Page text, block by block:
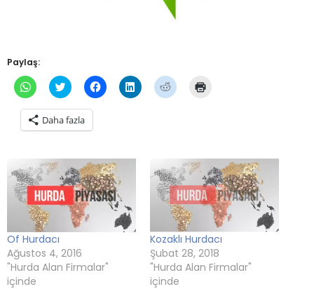
Paylaş:
WhatsApp'ta
paylaşmak
tıklayın
(Yeni
pencerede
Twitter
üzerinde
için
tıklayın
(Yeni
Facebook'ta
paylaşmak
Linkedln
üzerinden
Reddit
üzerinde
Daha fazla
Of Hurdacı
Ağustos 4, 2016
"Hurda Alan Firmalar"
içinde
Kozaklı Hurdacı
Şubat 28, 2018
"Hurda Alan Firmalar"
içinde